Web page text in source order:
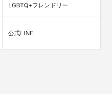
LGBTQ+フレンドリー
公式LINE